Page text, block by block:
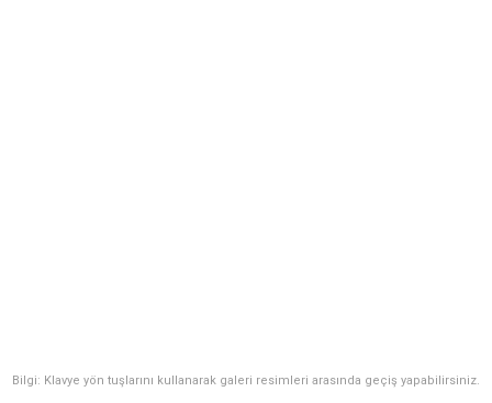
Bilgi: Klavye yön tuşlarını kullanarak galeri resimleri arasında geçiş yapabilirsiniz.